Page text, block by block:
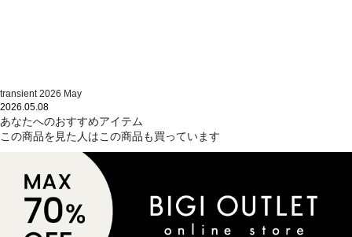
transient 2026 May
2026.05.08
あなたへのおすすめアイテム
この商品を見た人はこの商品も買っています